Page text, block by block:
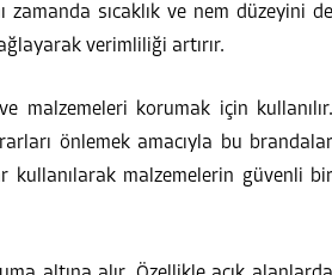
sıcaklık ve nem düzeyini de
verimliliği artırır.
malzemeleri korumak için kullanılır.
önlemek amacıyla bu brandalar
kullanılarak malzemelerin güvenli bir